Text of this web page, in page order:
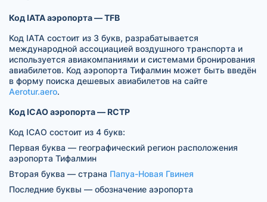
Код IATA аэропорта — TFB
Код IATA состоит из 3 букв, разрабатывается
международной ассоциацией воздушного транспорта и
используется авиакомпаниями и системами бронирования
авиабилетов. Код аэропорта Тифалмин может быть введён
в форму поиска дешевых авиабилетов на сайте
Aerotur.aero.
Код ICAO аэропорта — RCTP
Код ICAO состоит из 4 букв:
Первая буква — географический регион расположения
аэропорта Тифалмин
Вторая буква — страна Папуа-Новая Гвинея
Последние буквы — обозначение аэропорта